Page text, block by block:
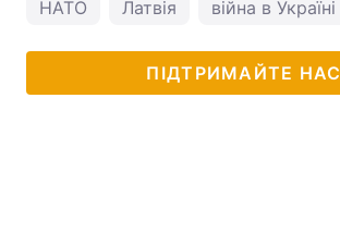
НАТО Латвія війна в Україні
ПІДТРИМАЙТЕ НАС